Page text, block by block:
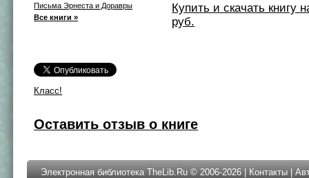
Письма Эрнеста и Доравры
Все книги »
Класс!
Купить и скачать книгу
руб.
Оставить отзыв о книге
Электронная библиотека TheLib.Ru © 2006-2026 | Контакты |